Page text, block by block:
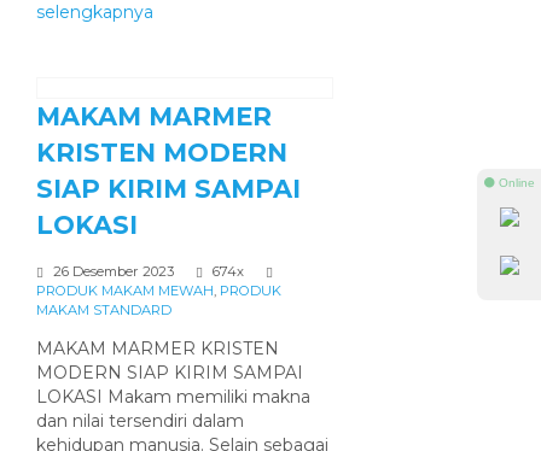
selengkapnya
MAKAM MARMER
KRISTEN MODERN
SIAP KIRIM SAMPAI
LOKASI
26 Desember 2023
674x
PRODUK MAKAM MEWAH, PRODUK
MAKAM STANDARD
MAKAM MARMER KRISTEN
MODERN SIAP KIRIM SAMPAI
LOKASI Makam memiliki makna
dan nilai tersendiri dalam
kehidupan manusia. Selain sebagai
⚫ Online